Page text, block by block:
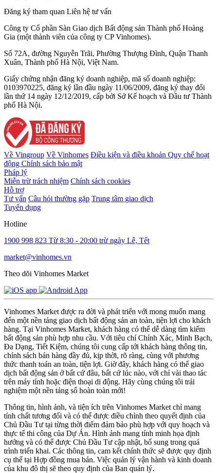
Đăng ký tham quan Liên hệ tư vấn
Công ty Cổ phần Sàn Giao dịch Bất động sản Thành phố Hoàng
Gia (một thành viên của công ty CP Vinhomes).
Số 72A, đường Nguyễn Trãi, Phường Thượng Đình, Quận Thanh
Xuân, Thành phố Hà Nội, Việt Nam.
Giấy chứng nhận đăng ký doanh nghiệp, mã số doanh nghiệp:
0103970225, đăng ký lần đầu ngày 11/06/2009, đăng ký thay đổi
lần thứ 14 ngày 12/12/2019, cấp bởi Sở Kế hoạch và Đầu tư Thành
phố Hà Nội.
Về Vingroup Về Vinhomes Điều kiện và điều khoản Quy chế hoạt
động Chính sách bảo mật
Pháp lý
Miễn trừ trách nhiệm Chính sách cookies
Hỗ trợ
Tư vấn Câu hỏi thường gặp Trung tâm giao dịch
Tuyển dụng
Hotline
1900 998 823 Từ 8:30 - 20:00 trừ ngày Lễ, Tết
market@vinhomes.vn
Theo dõi Vinhomes Market
Vinhomes Market được ra đời và phát triển với mong muốn mang
đến một nền tảng giao dịch bất động sản an toàn, tiện lợi cho khách
hàng. Tại Vinhomes Market, khách hàng có thể dễ dàng tìm kiếm
bất động sản phù hợp nhu cầu. Với tiêu chí Chính Xác, Minh Bạch,
Đa Dạng, Tiết Kiệm, chúng tôi cung cấp tới khách hàng thông tin,
chính sách bán hàng đầy đủ, kịp thời, rõ ràng, cùng với phương
thức thanh toán an toàn, tiện lợi. Giờ đây, khách hàng có thể giao
dịch bất động sản ở bất cứ đâu, bất cứ lúc nào, với chỉ vài thao tác
trên máy tính hoặc điện thoại di động. Hãy cùng chúng tôi trải
nghiệm một nền tảng số hoàn toàn mới!
Thông tin, hình ảnh, và tiện ích trên Vinhomes Market chỉ mang
tính chất tương đối và có thể được điều chỉnh theo quyết định của
Chủ Đầu Tư tại từng thời điểm đảm bảo phù hợp với quy hoạch và
thực tế thi công của Dự Án. Hình ảnh mang tính minh họa định
hướng và có thể được Chủ Đầu Tư cập nhật, bổ sung trong quá
trình triển khai. Các thông tin, cam kết chính thức sẽ được quy định
cụ thể tại Hợp đồng mua bán. Việc quản lý vận hành và kinh doanh
của khu đô thị sẽ theo quy định của Ban quản lý.